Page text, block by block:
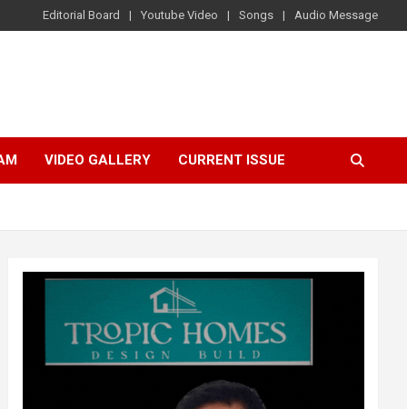
Editorial Board Youtube Video Songs Audio Message
VIDEO GALLERY CURRENT ISSUE